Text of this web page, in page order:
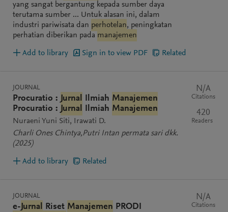
yang sangat bergantung kepada sumber daya
terutama sumber ... Untuk alasan ini, dalam
industri pariwisata dan perhotelan, peningkatan
perhatian diberikan pada manajemen
Add to library Sign in to view PDF Related
JOURNAL
Procuratio : Jurnal Ilmiah Manajemen
Procuratio : Jurnal Ilmiah Manajemen
Nuraeni Yuni Siti
Irawati D.
Charli Ones Chintya,Putri Intan permata sari dkk.
(2025)
N/A
Citations
420
Readers
Add to library Related
JOURNAL
e-Jurnal Riset Manajemen PRODI
N/A
Citations